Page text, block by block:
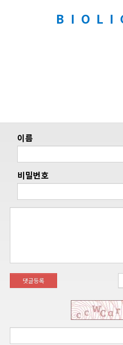
B I O L I
이름
비밀번호
댓글등록